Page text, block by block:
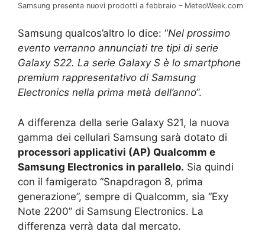
Samsung presenta nuovi prodotti a febbraio – MeteoWeek.com
Samsung qualcos’altro lo dice: “Nel prossimo
evento verranno annunciati tre tipi di serie
Galaxy S22. La serie Galaxy S è lo smartphone
premium rappresentativo di Samsung
Electronics nella prima metà dell’anno”.
A differenza della serie Galaxy S21, la nuova
gamma dei cellulari Samsung sarà dotato di
processori applicativi (AP) Qualcomm e
Samsung Electronics in parallelo. Sia quindi
con il famigerato “Snapdragon 8, prima
generazione”, sempre di Qualcomm, sia “Exy
Note 2200” di Samsung Electronics. La
differenza verrà data dal mercato.